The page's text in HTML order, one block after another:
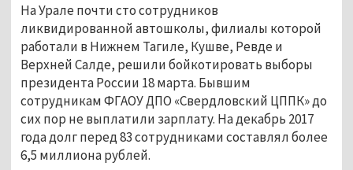
На Урале почти сто сотрудников
ликвидированной автошколы, филиалы которой
работали в Нижнем Тагиле, Кушве, Ревде и
Верхней Салде, решили бойкотировать выборы
президента России 18 марта. Бывшим
сотрудникам ФГАОУ ДПО «Свердловский ЦППК» до
сих пор не выплатили зарплату. На декабрь 2017
года долг перед 83 сотрудниками составлял более
6,5 миллиона рублей.